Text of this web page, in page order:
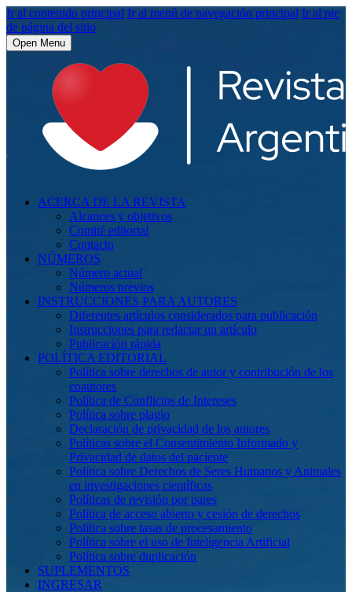
Ir al contenido principal Ir al menú de navegación principal Ir al pie
de página del sitio
Open Menu
ACERCA DE LA REVISTA
Alcances y objetivos
Comité editorial
Contacto
NÚMEROS
Número actual
Números previos
INSTRUCCIONES PARA AUTORES
Diferentes artículos considerados para publicación
Instrucciones para redactar un artículo
Publicación rápida
POLÍTICA EDITORIAL
Política sobre derechos de autor y contribución de los
coautores
Política de Conflictos de Intereses
Política sobre plagio
Declaración de privacidad de los autores
Políticas sobre el Consentimiento Informado y
Privacidad de datos del paciente
Política sobre Derechos de Seres Humanos y Animales
en investigaciones científicas
Políticas de revisión por pares
Política de acceso abierto y cesión de derechos
Política sobre tasas de procesamiento
Política sobre el uso de Inteligencia Artificial
Política sobre duplicación
SUPLEMENTOS
INGRESAR